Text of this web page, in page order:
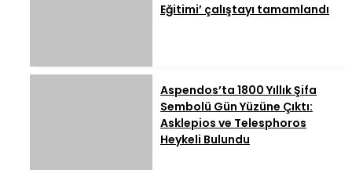
Eğitimi’ çalıştayı tamamlandı
Aspendos’ta 1800 Yıllık Şifa
Sembolü Gün Yüzüne Çıktı:
Asklepios ve Telesphoros
Heykeli Bulundu